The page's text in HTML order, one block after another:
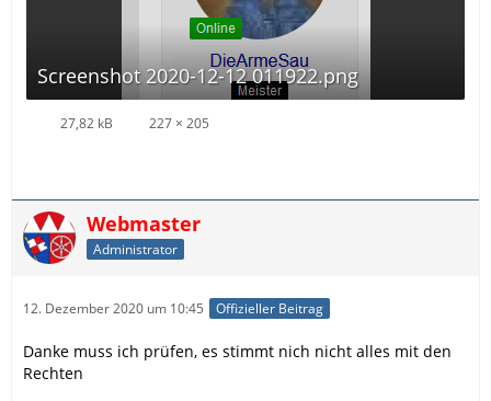
Screenshot 2020-12-12 011922.png
27,82 kB 227 × 205
Webmaster
Administrator
12. Dezember 2020 um 10:45 Offizieller Beitrag
Danke muss ich prüfen, es stimmt nich nicht alles mit den
Rechten